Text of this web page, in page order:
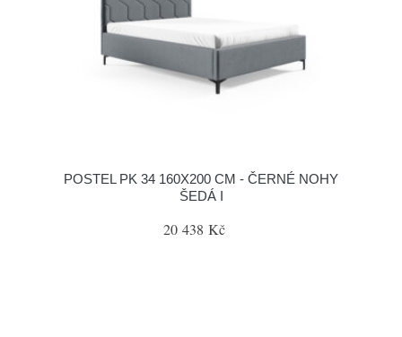
POSTEL PK 34 160X200 CM - ČERNÉ NOHY
ŠEDÁ I
20 438 Kč